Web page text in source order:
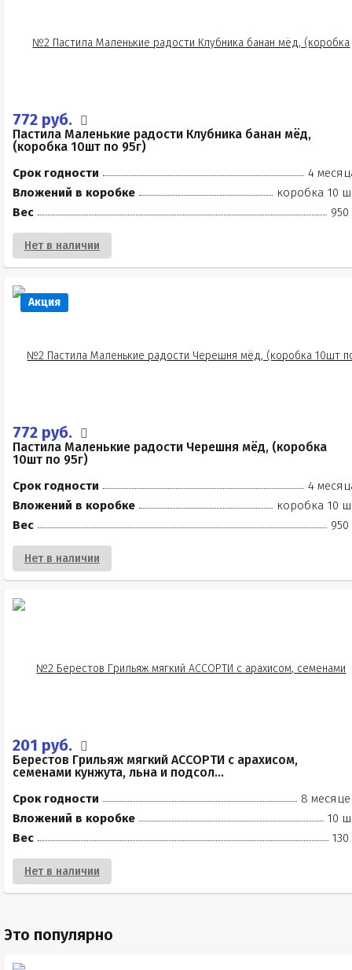
772 руб.
Пастила Маленькие радости Клубника банан мёд,
(коробка 10шт по 95г)
Срок годности
4
Вложений в коробке
коробка 10
Вес
950
Нет в наличии
Акция
772 руб.
Пастила Маленькие радости Черешня мёд, (коробка
10шт по 95г)
Срок годности
4
Вложений в коробке
коробка 10
Вес
950
Нет в наличии
201 руб.
Берестов Грильяж мягкий АССОРТИ с арахисом,
семенами кунжута, льна и подсол...
Срок годности
8
Вложений в коробке
10
Вес
130
Нет в наличии
Это популярно